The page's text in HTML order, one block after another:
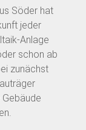
Söder hat
jeder
Anlage
schon ab
zunächst